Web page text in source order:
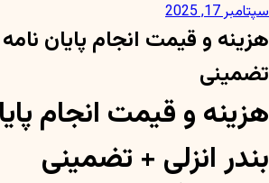
سپتامبر 17, 2025
هزینه و قیمت انجام پایان نامه
تضمینی
هزینه و قیمت انجام
بندر انزلی + تضمینی